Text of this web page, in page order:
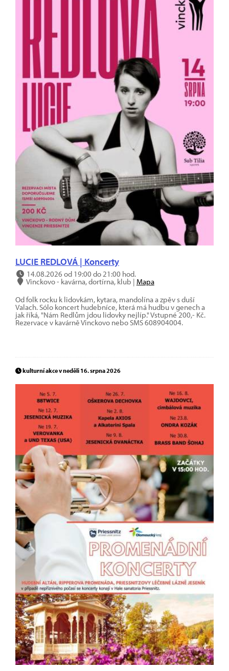
LUCIE REDLOVÁ | Koncerty
14.08.2026 od 19:00 do 21:00 hod.
Vinckovo - kavárna, dortírna, klub | Mapa
Od folk rocku k lidovkám, kytara, mandolína a zpěv s duší
Valach. Sólo koncert hudebníce, která má hudbu v genech a
jak říká, "Nám Redlům jdou lidovky nejlíp." Vstupné 200,- Kč.
Rezervace v kavárně Vinckovo nebo SMS 608904004.
kulturní akce v neděli 16. srpna 2026